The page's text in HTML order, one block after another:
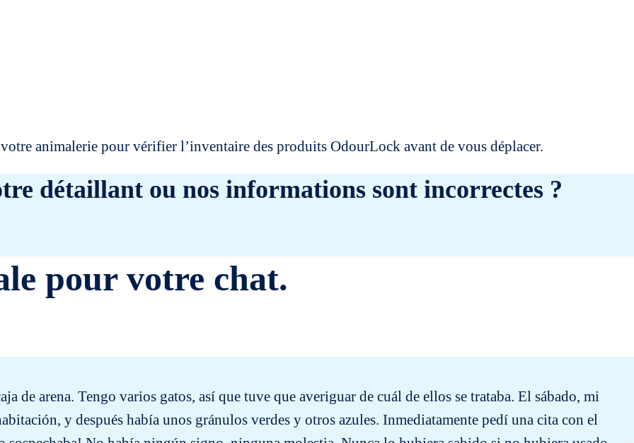
animalerie pour vérifier l’inventaire des produits OdourLock avant de vous déplacer.
détaillant ou nos informations sont incorrectes ?
pour votre chat.
de arena. Tengo varios gatos, así que tuve que averiguar de cuál de ellos se trataba. El sábado, mi
y después había unos gránulos verdes y otros azules. Inmediatamente pedí una cita con el